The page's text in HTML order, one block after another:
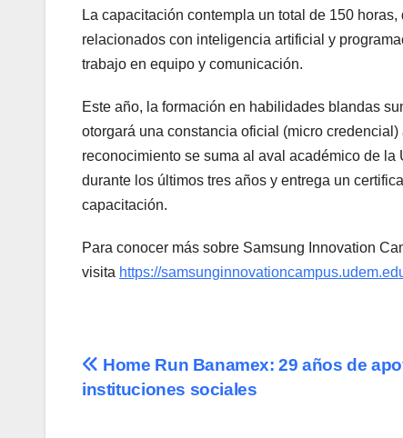
La capacitación contempla un total de 150
relacionados con inteligencia artificial y
trabajo en equipo y comunicación.
Este año, la formación en habilidades blandas
otorgará una constancia oficial (micro
reconocimiento se suma al aval académico de
durante los últimos tres años y entrega un
capacitación.
Para conocer más sobre Samsung Innovation
visita https://
Navegación
Home Run Banamex: 29 años de
instituciones sociales